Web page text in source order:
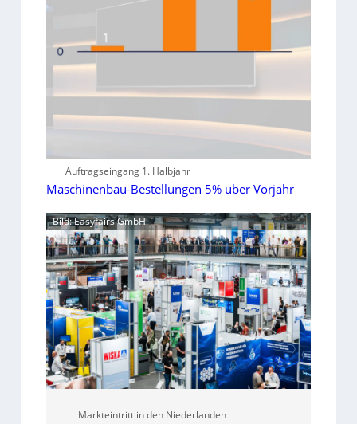
Auftragseingang 1. Halbjahr
Maschinenbau-Bestellungen 5% über Vorjahr
Bild: Easyfairs GmbH
Markteintritt in den Niederlanden